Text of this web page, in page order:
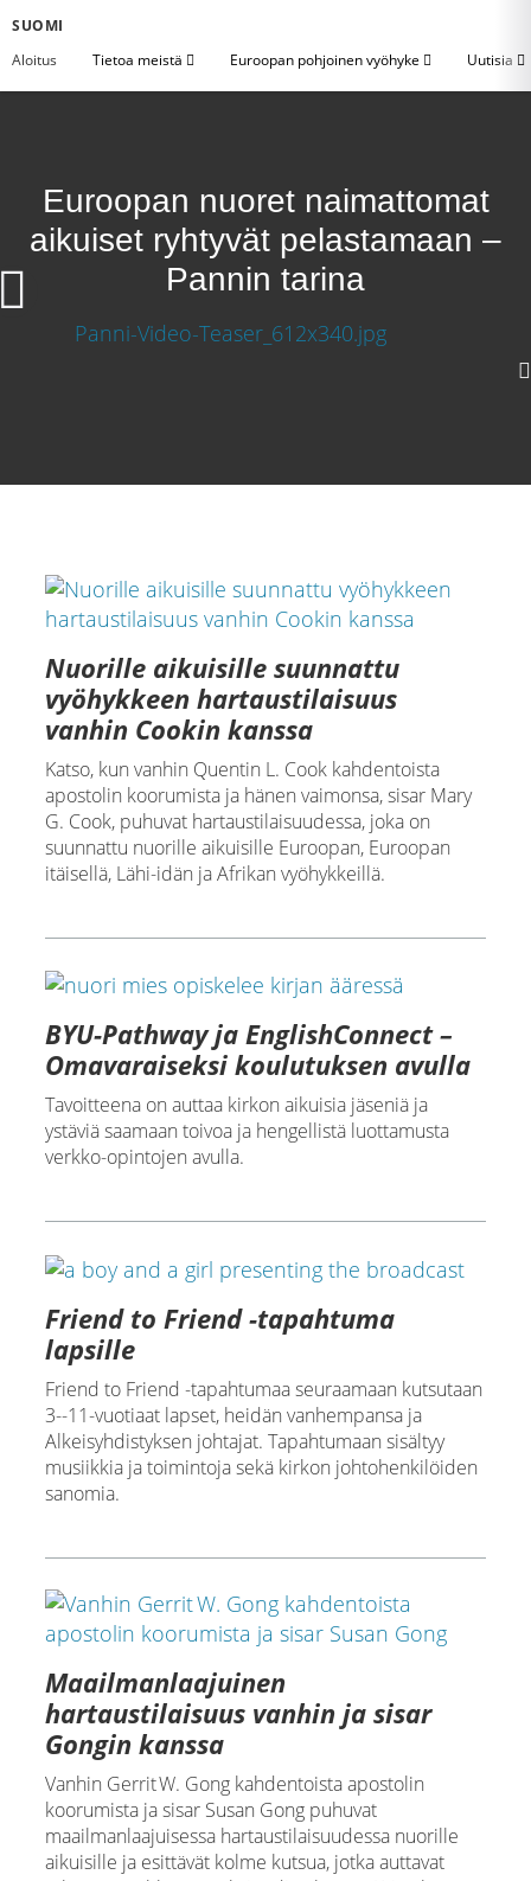
SUOMI
Aloitus
Tietoa meistä Euroopan pohjoinen vyöhyke Uutisia
Euroopan nuoret naimattomat
aikuiset ryhtyvät pelastamaan –
Pannin tarina
Nuorille aikuisille suunnattu
vyöhykkeen hartaustilaisuus
vanhin Cookin kanssa
Katso, kun vanhin Quentin L. Cook kahdentoista
apostolin koorumista ja hänen vaimonsa, sisar Mary
G. Cook, puhuvat hartaustilaisuudessa, joka on
suunnattu nuorille aikuisille Euroopan, Euroopan
itäisellä, Lähi-idän ja Afrikan vyöhykkeillä.
BYU-Pathway ja EnglishConnect –
Omavaraiseksi koulutuksen avulla
Tavoitteena on auttaa kirkon aikuisia jäseniä ja
ystäviä saamaan toivoa ja hengellistä luottamusta
verkko-opintojen avulla.
Friend to Friend -tapahtuma
lapsille
Friend to Friend -tapahtumaa seuraamaan kutsutaan
3--11-vuotiaat lapset, heidän vanhempansa ja
Alkeisyhdistyksen johtajat. Tapahtumaan sisältyy
musiikkia ja toimintoja sekä kirkon johtohenkilöiden
sanomia.
Maailmanlaajuinen
hartaustilaisuus vanhin ja sisar
Gongin kanssa
Vanhin Gerrit W. Gong kahdentoista apostolin
koorumista ja sisar Susan Gong puhuvat
maailmanlaajuisessa hartaustilaisuudessa nuorille
aikuisille ja esittävät kolme kutsua, jotka auttavat